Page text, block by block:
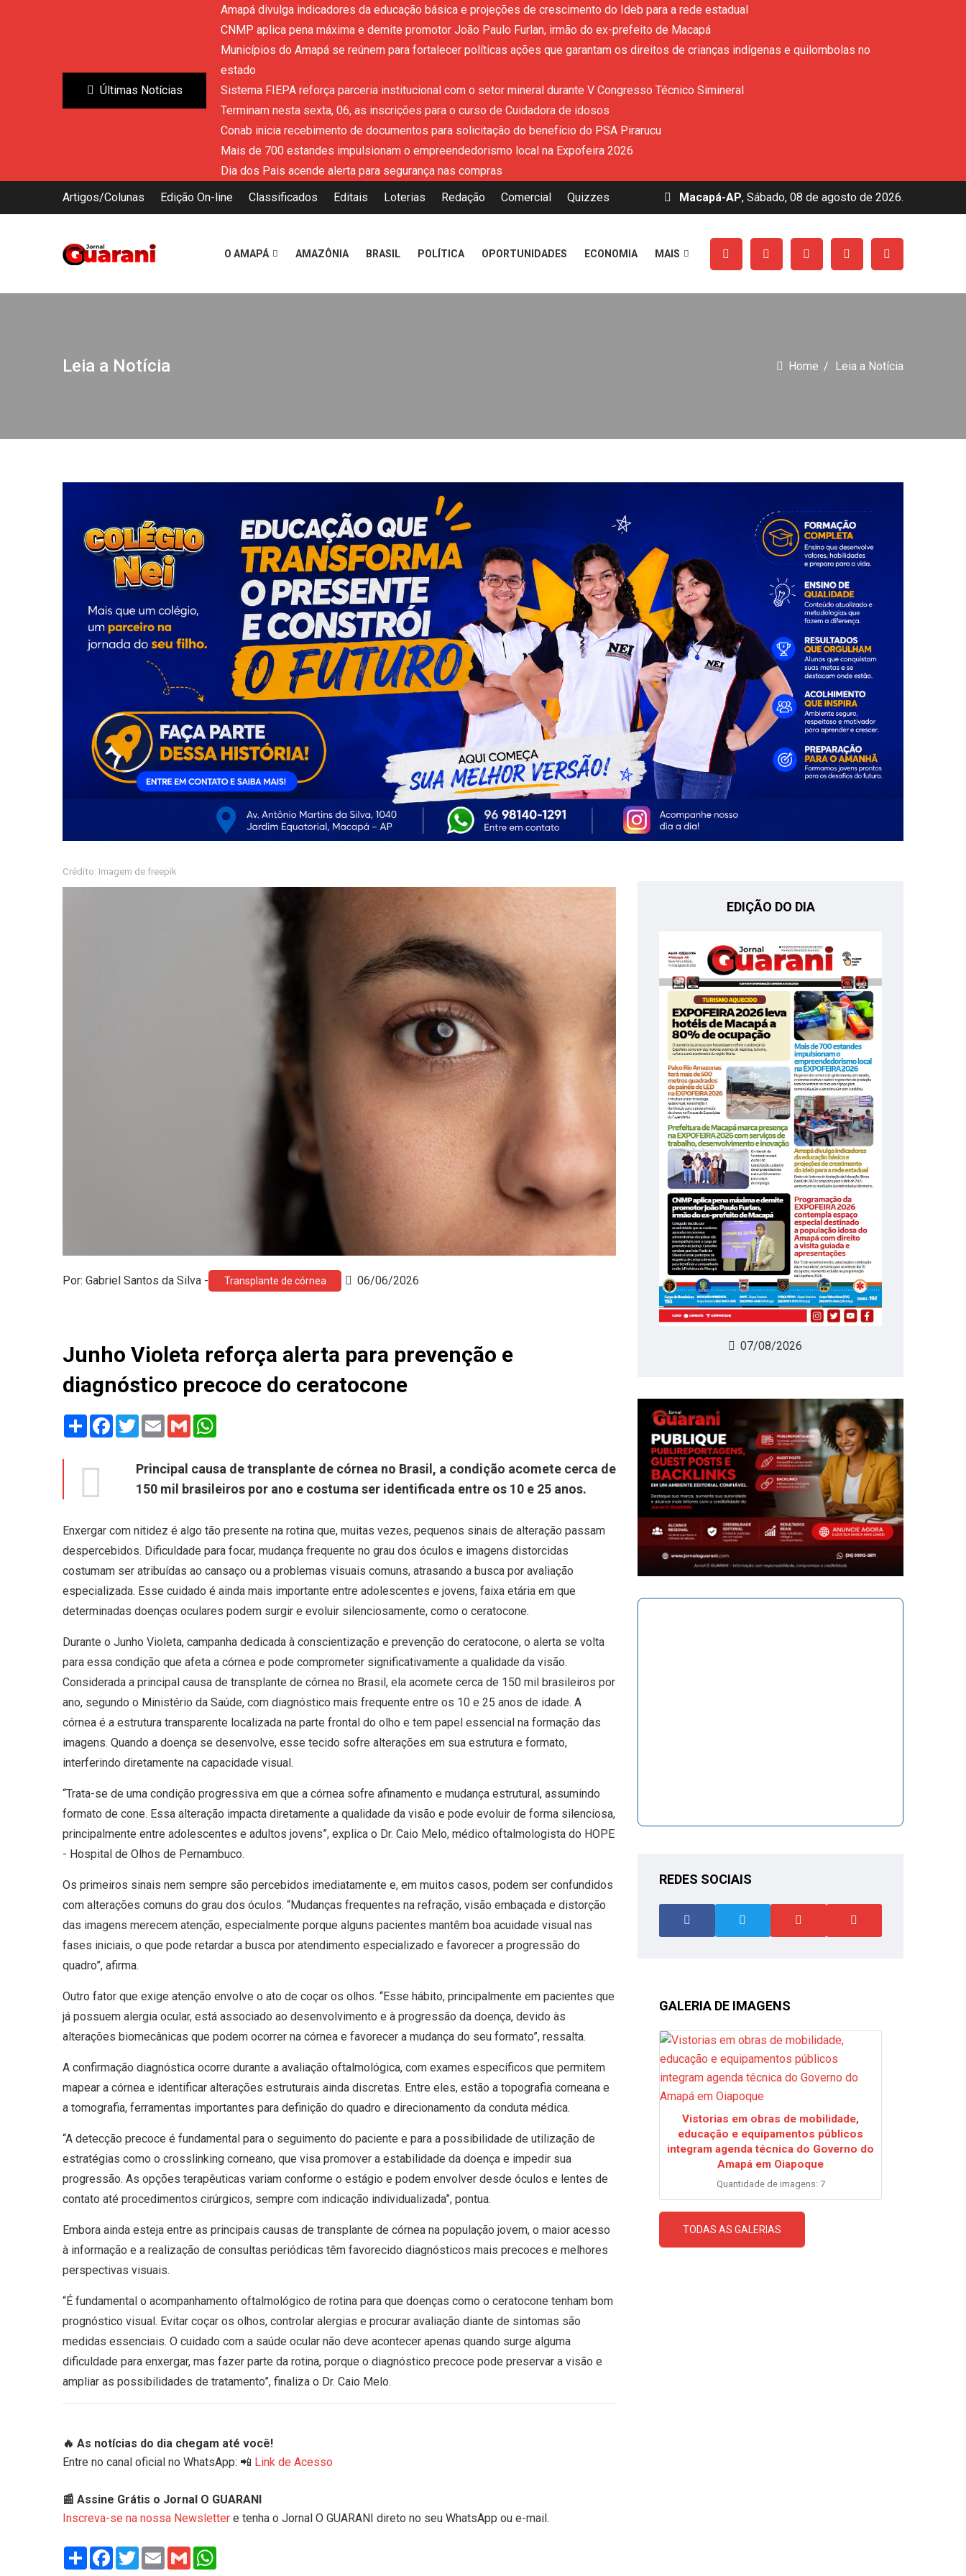
Últimas Notícias
Amapá divulga indicadores da educação básica e projeções de crescimento do Ideb para a rede estadual
CNMP aplica pena máxima e demite promotor João Paulo Furlan, irmão do ex-prefeito de Macapá
Municípios do Amapá se reúnem para fortalecer políticas ações que garantam os direitos de crianças indígenas e quilombolas no
estado
Sistema FIEPA reforça parceria institucional com o setor mineral durante V Congresso Técnico Simineral
Terminam nesta sexta, 06, as inscrições para o curso de Cuidadora de idosos
Conab inicia recebimento de documentos para solicitação do benefício do PSA Pirarucu
Mais de 700 estandes impulsionam o empreendedorismo local na Expofeira 2026
Dia dos Pais acende alerta para segurança nas compras
Artigos/Colunas
Edição On-line Classificados Editais Loterias Redação Comercial Quizzes Macapá-AP, Sábado, 08 de agosto de 2026.
O AMAPÁ AMAZÔNIA BRASIL POLÍTICA OPORTUNIDADES ECONOMIA MAIS
Leia a Notícia Home Leia a Notícia
Crédito: Imagem de freepik
Por: Gabriel Santos da Silva - Transplante de córnea 06/06/2026
Junho Violeta reforça alerta para prevenção e
diagnóstico precoce do ceratocone
Share Facebook
TwitterEmail Gmail
Principal causa de transplante de córnea no Brasil, a condição acomete cerca de
150 mil brasileiros por ano e costuma ser identificada entre os 10 e 25 anos.
Enxergar com nitidez é algo tão presente na rotina que, muitas vezes, pequenos sinais de alteração passam
despercebidos. Dificuldade para focar, mudança frequente no grau dos óculos e imagens distorcidas
costumam ser atribuídas ao cansaço ou a problemas visuais comuns, atrasando a busca por avaliação
especializada. Esse cuidado é ainda mais importante entre adolescentes e jovens, faixa etária em que
determinadas doenças oculares podem surgir e evoluir silenciosamente, como o ceratocone.
Durante o Junho Violeta, campanha dedicada à conscientização e prevenção do ceratocone, o alerta se volta
para essa condição que afeta a córnea e pode comprometer significativamente a qualidade da visão.
Considerada a principal causa de transplante de córnea no Brasil, ela acomete cerca de 150 mil brasileiros por
ano, segundo o Ministério da Saúde, com diagnóstico mais frequente entre os 10 e 25 anos de idade. A
córnea é a estrutura transparente localizada na parte frontal do olho e tem papel essencial na formação das
imagens. Quando a doença se desenvolve, esse tecido sofre alterações em sua estrutura e formato,
interferindo diretamente na capacidade visual.
“Trata-se de uma condição progressiva em que a córnea sofre afinamento e mudança estrutural, assumindo
formato de cone. Essa alteração impacta diretamente a qualidade da visão e pode evoluir de forma silenciosa,
principalmente entre adolescentes e adultos jovens”, explica o Dr. Caio Melo, médico oftalmologista do HOPE
- Hospital de Olhos de Pernambuco.
Os primeiros sinais nem sempre são percebidos imediatamente e, em muitos casos, podem ser confundidos
com alterações comuns do grau dos óculos. “Mudanças frequentes na refração, visão embaçada e distorção
das imagens merecem atenção, especialmente porque alguns pacientes mantêm boa acuidade visual nas
fases iniciais, o que pode retardar a busca por atendimento especializado e favorecer a progressão do
quadro”, afirma.
Outro fator que exige atenção envolve o ato de coçar os olhos. “Esse hábito, principalmente em pacientes que
já possuem alergia ocular, está associado ao desenvolvimento e à progressão da doença, devido às
alterações biomecânicas que podem ocorrer na córnea e favorecer a mudança do seu formato”, ressalta.
A confirmação diagnóstica ocorre durante a avaliação oftalmológica, com exames específicos que permitem
mapear a córnea e identificar alterações estruturais ainda discretas. Entre eles, estão a topografia corneana e
a tomografia, ferramentas importantes para definição do quadro e direcionamento da conduta médica.
“A detecção precoce é fundamental para o seguimento do paciente e para a possibilidade de utilização de
estratégias como o crosslinking corneano, que visa promover a estabilidade da doença e impedir sua
progressão. As opções terapêuticas variam conforme o estágio e podem envolver desde óculos e lentes de
contato até procedimentos cirúrgicos, sempre com indicação individualizada”, pontua.
Embora ainda esteja entre as principais causas de transplante de córnea na população jovem, o maior acesso
à informação e a realização de consultas periódicas têm favorecido diagnósticos mais precoces e melhores
perspectivas visuais.
“É fundamental o acompanhamento oftalmológico de rotina para que doenças como o ceratocone tenham bom
prognóstico visual. Evitar coçar os olhos, controlar alergias e procurar avaliação diante de sintomas são
medidas essenciais. O cuidado com a saúde ocular não deve acontecer apenas quando surge alguma
dificuldade para enxergar, mas fazer parte da rotina, porque o diagnóstico precoce pode preservar a visão e
ampliar as possibilidades de tratamento”, finaliza o Dr. Caio Melo.
🔥 As notícias do dia chegam até você!
Entre no canal oficial no WhatsApp: 📲 Link de Acesso
📰 Assine Grátis o Jornal O GUARANI
Inscreva-se na nossa Newsletter e tenha o Jornal O GUARANI direto no seu WhatsApp ou e-mail.
Share Facebook
TwitterEmail Gmail
EDIÇÃO DO DIA
07/08/2026
REDES SOCIAIS
GALERIA DE IMAGENS
Vistorias em obras de mobilidade,
educação e equipamentos públicos
integram agenda técnica do Governo do
Amapá em Oiapoque
Quantidade de imagens: 7
TODAS AS GALERIAS